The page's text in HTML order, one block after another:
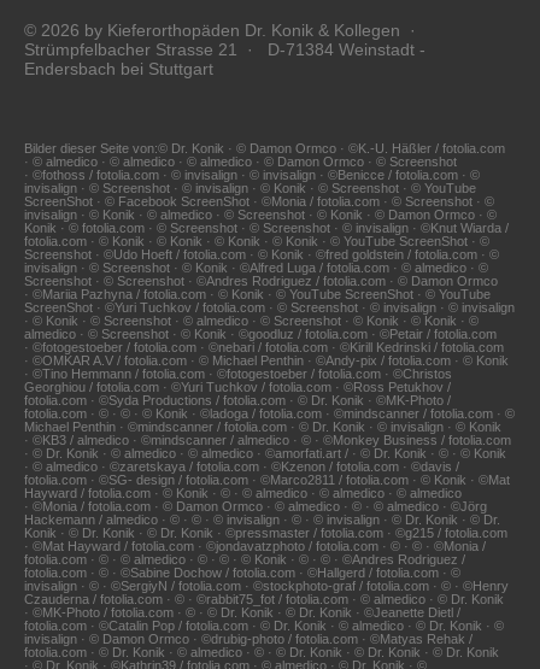
© 2026 by Kieferorthopäden Dr. Konik & Kollegen ·
Strümpfelbacher Strasse 21 · D-71384 Weinstadt -
Endersbach bei Stuttgart
Bilder dieser Seite von:© Dr. Konik · © Damon Ormco · ©K.-U. Häßler / fotolia.com
· © almedico · © almedico · © almedico · © Damon Ormco · © Screenshot
· ©fothoss / fotolia.com · © invisalign · © invisalign · ©Benicce / fotolia.com · ©
invisalign · © Screenshot · © invisalign · © Konik · © Screenshot · © YouTube
ScreenShot · © Facebook ScreenShot · ©Monia / fotolia.com · © Screenshot · ©
invisalign · © Konik · © almedico · © Screenshot · © Konik · © Damon Ormco · ©
Konik · © fotolia.com · © Screenshot · © Screenshot · © invisalign · ©Knut Wiarda /
fotolia.com · © Konik · © Konik · © Konik · © Konik · © YouTube ScreenShot · ©
Screenshot · ©Udo Hoeft / fotolia.com · © Konik · ©fred goldstein / fotolia.com · ©
invisalign · © Screenshot · © Konik · ©Alfred Luga / fotolia.com · © almedico · ©
Screenshot · © Screenshot · ©Andres Rodriguez / fotolia.com · © Damon Ormco
· ©Mariia Pazhyna / fotolia.com · © Konik · © YouTube ScreenShot · © YouTube
ScreenShot · ©Yuri Tuchkov / fotolia.com · © Screenshot · © invisalign · © invisalign
· © Konik · © Screenshot · © almedico · © Screenshot · © Konik · © Konik · ©
almedico · © Screenshot · © Konik · ©goodluz / fotolia.com · ©Petair / fotolia.com
· ©fotogestoeber / fotolia.com · ©nebari / fotolia.com · ©Kirill Kedrinski / fotolia.com
· ©OMKAR A.V / fotolia.com · © Michael Penthin · ©Andy-pix / fotolia.com · © Konik
· ©Tino Hemmann / fotolia.com · ©fotogestoeber / fotolia.com · ©Christos
Georghiou / fotolia.com · ©Yuri Tuchkov / fotolia.com · ©Ross Petukhov /
fotolia.com · ©Syda Productions / fotolia.com · © Dr. Konik · ©MK-Photo /
fotolia.com · © · © · © Konik · ©ladoga / fotolia.com · ©mindscanner / fotolia.com · ©
Michael Penthin · ©mindscanner / fotolia.com · © Dr. Konik · © invisalign · © Konik
· ©KB3 / almedico · ©mindscanner / almedico · © · ©Monkey Business / fotolia.com
· © Dr. Konik · © almedico · © almedico · ©amorfati.art / · © Dr. Konik · © · © Konik
· © almedico · ©zaretskaya / fotolia.com · ©Kzenon / fotolia.com · ©davis /
fotolia.com · ©SG- design / fotolia.com · ©Marco2811 / fotolia.com · © Konik · ©Mat
Hayward / fotolia.com · © Konik · © · © almedico · © almedico · © almedico
· ©Monia / fotolia.com · © Damon Ormco · © almedico · © · © almedico · ©Jörg
Hackemann / almedico · © · © · © invisalign · © · © invisalign · © Dr. Konik · © Dr.
Konik · © Dr. Konik · © Dr. Konik · ©pressmaster / fotolia.com · ©g215 / fotolia.com
· ©Mat Hayward / fotolia.com · ©jondavatzphoto / fotolia.com · © · © · ©Monia /
fotolia.com · © · © almedico · © · © · © Konik · © · © · ©Andres Rodriguez /
fotolia.com · © · ©Sabine Dochow / fotolia.com · ©Hallgerd / fotolia.com · ©
invisalign · © · ©SergiyN / fotolia.com · ©stockphoto-graf / fotolia.com · © · ©Henry
Czauderna / fotolia.com · © · ©rabbit75_fot / fotolia.com · © almedico · © Dr. Konik
· ©MK-Photo / fotolia.com · © · © Dr. Konik · © Dr. Konik · ©Jeanette Dietl /
fotolia.com · ©Catalin Pop / fotolia.com · © Dr. Konik · © almedico · © Dr. Konik · ©
invisalign · © Damon Ormco · ©drubig-photo / fotolia.com · ©Matyas Rehak /
fotolia.com · © Dr. Konik · © almedico · © · © Dr. Konik · © Dr. Konik · © Dr. Konik
· © Dr. Konik · ©Kathrin39 / fotolia.com · © almedico · © Dr. Konik · ©